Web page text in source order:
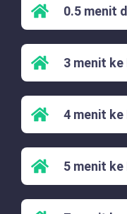
0.5 menit
3 menit ke
4 menit ke
5 menit